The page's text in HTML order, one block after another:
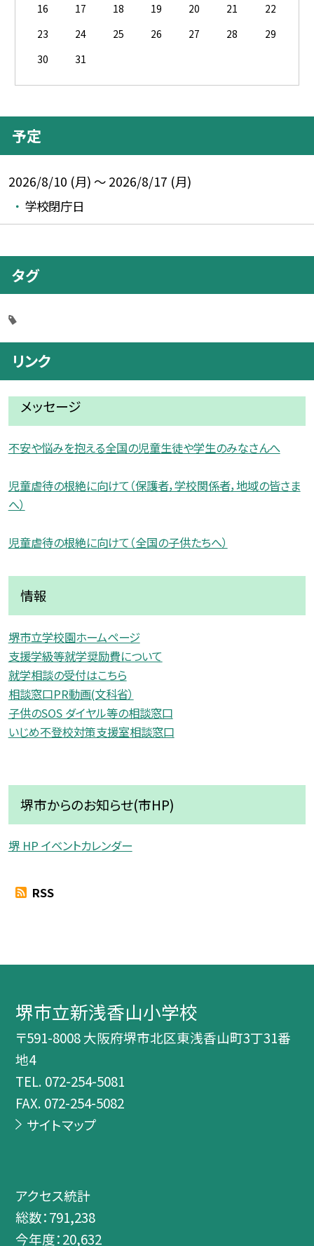
16
17 18 19 20 21
22
23
24 25 26 27 28
29
30
31
予定
2026/8/10 (月) ～ 2026/8/17 (月)
学校閉庁日
タグ
リンク
メッセージ
不安や悩みを抱える全国の児童生徒や学生のみなさんへ
児童虐待の根絶に向けて（保護者，学校関係者，地域の皆さま
へ）
児童虐待の根絶に向けて（全国の子供たちへ）
情報
堺市立学校園ホームページ
支援学級等就学奨励費について
就学相談の受付はこちら
相談窓口PR動画(文科省）
子供のSOS ダイヤル等の相談窓口
いじめ不登校対策支援室相談窓口
堺市からのお知らせ(市HP)
堺 HP イベントカレンダー
RSS
堺市立新浅香山小学校
〒591-8008 大阪府堺市北区東浅香山町3丁31番
地4
TEL. 072-254-5081
FAX. 072-254-5082
サイトマップ
アクセス統計
総数：791,238
今年度：20,632